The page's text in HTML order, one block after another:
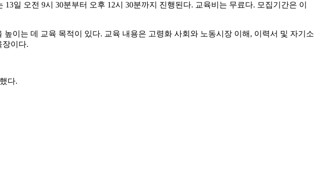
일 오전 9시 30분부터 오후 12시 30분까지 진행된다. 교육비는 무료다. 모집기간은 이
이는 데 교육 목적이 있다. 교육 내용은 고령화 사회와 노동시장 이해, 이력서 및 자기소
장이다.
다.